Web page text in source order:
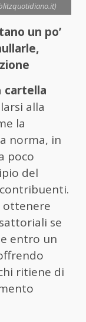
un po’
cartella
alla
la
norma, in
poco
del
ottenere
se
entro un
ritiene di